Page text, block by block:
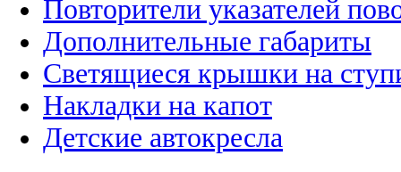
Повторители указателей
Дополнительные габариты
Светящиеся крышки на
Накладки на капот
Детские автокресла